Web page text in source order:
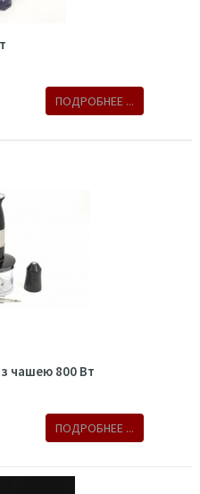
ПОДРОБНЕЕ ...
чашею 800 Вт
ПОДРОБНЕЕ ...